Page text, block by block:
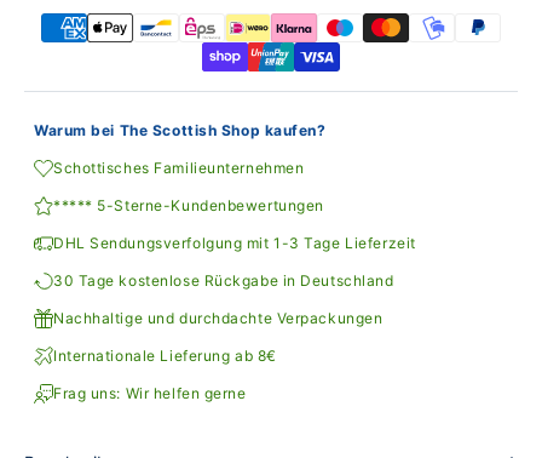
Warum bei The Scottish Shop kaufen?
Schottisches Familieunternehmen
***** 5-Sterne-Kundenbewertungen
DHL Sendungsverfolgung mit 1-3 Tage Lieferzeit
30 Tage kostenlose Rückgabe in Deutschland
Nachhaltige und durchdachte Verpackungen
Internationale Lieferung ab 8€
Frag uns: Wir helfen gerne